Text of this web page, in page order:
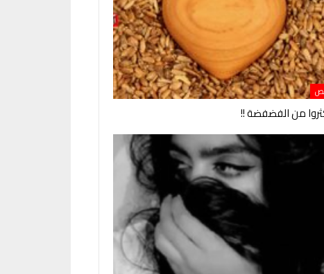
من الفضفضة !!